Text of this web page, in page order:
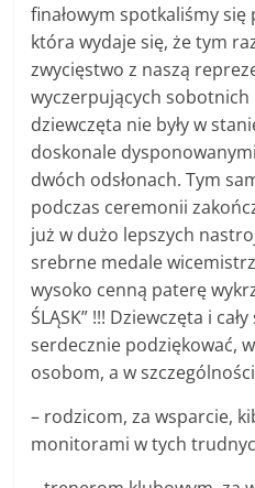
finałowym spotkaliśmy się
która wydaje się, że tym
zwycięstwo z naszą
wyczerpujących sobotnich
dziewczęta nie były w
doskonale
dwóch odsłonach. Tym
podczas ceremonii
już w dużo lepszych
srebrne medale
wysoko cenną paterę
ŚLĄSK” !!! Dziewczęta i
serdecznie podziękować,
osobom, a w
– rodzicom, za wsparcie,
monitorami w tych